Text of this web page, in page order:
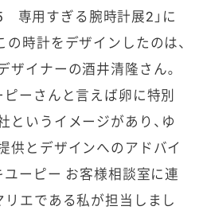
用すぎる腕時計展2」に
の時計をデザインしたのは、
ザイナーの酒井清隆さん。
ピーさんと言えば卵に特別
というイメージがあり、ゆ
供とデザインへのアドバイ
ユーピー お客様相談室に連
リエである私が担当しまし